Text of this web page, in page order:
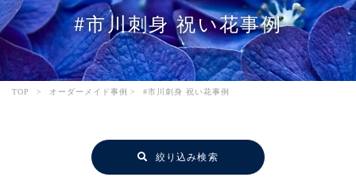
#市川刺身 祝い花事例
TOP > オーダーメイド事例 > #市川刺身 祝い花事例
絞り込み検索